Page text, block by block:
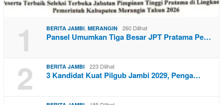
1 BERITA JAMBI, MERANGIN 260 Dilihat
Pansel Umumkan Tiga Besar JPT Pratama Pe…
2 BERITA JAMBI 223 Dilihat
3 Kandidat Kuat Pilgub Jambi 2029, Penga…